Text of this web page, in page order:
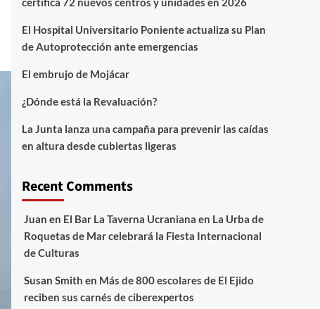
El Hospital Universitario Poniente actualiza su Plan
de Autoprotección ante emergencias
El embrujo de Mojácar
¿Dónde está la Revaluación?
La Junta lanza una campaña para prevenir las caídas
en altura desde cubiertas ligeras
Recent Comments
Juan en El Bar La Taverna Ucraniana en La Urba de
Roquetas de Mar celebrará la Fiesta Internacional
de Culturas
Susan Smith en Más de 800 escolares de El Ejido
reciben sus carnés de ciberexpertos